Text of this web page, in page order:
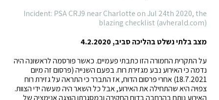
Incident: PSA CRJ9 near Charlotte on Jul 24th 2020, the
blazing checklist (avherald.com)
מצב בלתי נשלט בהליכה סביב, 4.2.2020
על התקרית החמורה הזו כתבתי פעמיים. כאשר פורסמה לראשונה היה
נדמה כי האירוע נבע מגזירת רוח. בפעם השנייה (פרסום זה מיום
18.7.2021) אחרי פרסום הדוח, אז התברר כי התראה על גזירת רוח
צפויה היא שהתחילה את האירוע, אבל כל השאר היה מעשה ידי הצוות.
האירוע נותח בהרחבה בדוח החקירה ובמסגרתו הוצגה אנימציה של